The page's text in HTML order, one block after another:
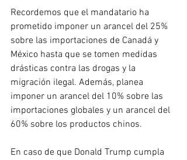
Recordemos que el mandatario ha
prometido imponer un arancel del 25%
sobre las importaciones de Canadá y
México hasta que se tomen medidas
drásticas contra las drogas y la
migración ilegal. Además, planea
imponer un arancel del 10% sobre las
importaciones globales y un arancel del
60% sobre los productos chinos.
En caso de que Donald Trump cumpla